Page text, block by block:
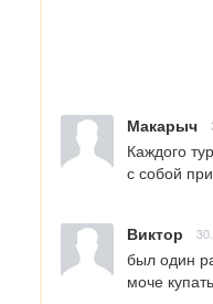
Макарыч
Каждого
с собой
Виктор
был один
моче